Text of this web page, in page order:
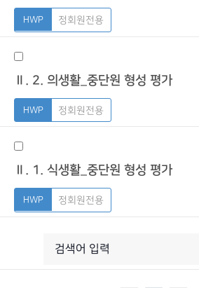
정회원전용
Ⅱ. 2. 의생활_중단원 형성 평가
정회원전용
Ⅱ. 1. 식생활_중단원 형성 평가
정회원전용